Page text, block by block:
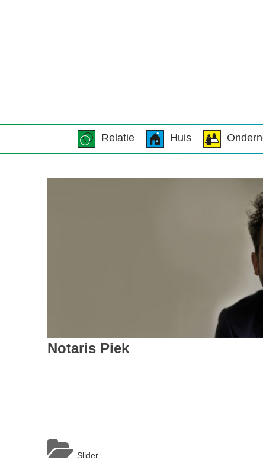
Relatie Huis
Notaris Piek
Slider